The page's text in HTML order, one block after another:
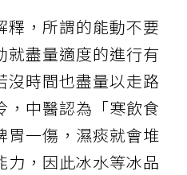
釋，所謂的能動不要
就盡量適度的進行有
沒時間也盡量以走路
，中醫認為「寒飲食
胃一傷，濕痰就會堆
力，因此冰水等冰品